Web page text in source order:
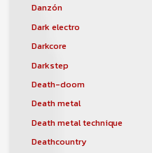
Danzón
Dark electro
Darkcore
Darkstep
Death-doom
Death metal
Death metal technique
Deathcountry